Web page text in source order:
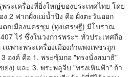
ระเครื่องที่ยิ่งใหญ่ของประเทศไทย โดย
2 ฟากฝั่งแม่น้ำปิง คือ ฝั่งตะวันออก
ตกเมืองนครชุม (ทุ่งเศรษฐี) มีโบราณ
ไร่ ซึ่งในวงการพระฯ ทั่วประเทศถือ
ฉพาะพระเครื่องเมืองกำแพงเพชรถูก
องค์ คือ 1. พระซุ้มกอ "ทรงนั่งสมาธิ"
ย่ง) และ 3. พระพลูจีบ "ทรงเหินฟ้า" ถ้า